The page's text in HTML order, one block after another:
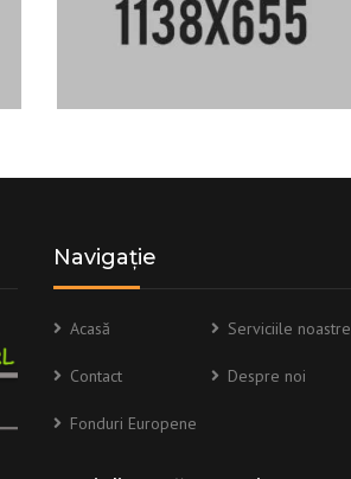
Navigație
Acasă Serviciile noastre
Contact Despre noi
Fonduri Europene